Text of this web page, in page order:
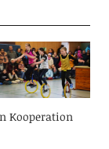
Kooperation